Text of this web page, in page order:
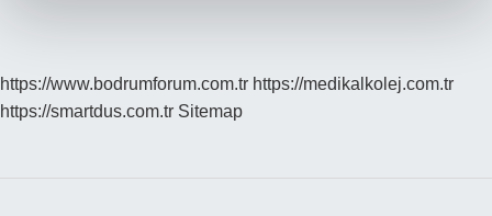
https://www.bodrumforum.com.tr https://medikalkolej.com.tr
https://smartdus.com.tr Sitemap